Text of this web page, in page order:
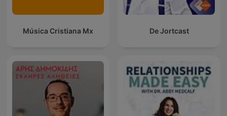
Música Cristiana Mx De Jortcast